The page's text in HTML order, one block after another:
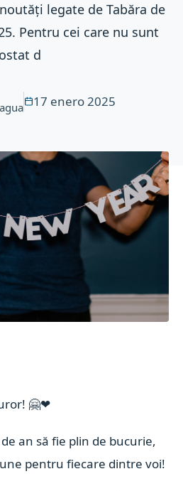
legate de Tabăra de
Pentru cei care nu sunt
d
17 enero 2025
🤗❤
an să fie plin de bucurie,
pentru fiecare dintre voi!